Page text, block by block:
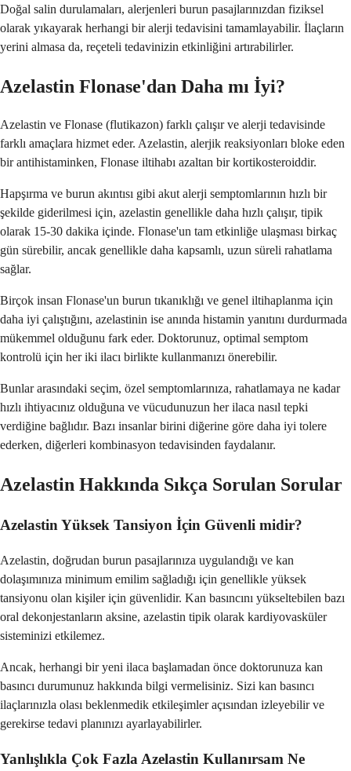
Doğal salin durulamaları, alerjenleri burun pasajlarınızdan fiziksel
olarak yıkayarak herhangi bir alerji tedavisini tamamlayabilir. İlaçların
yerini almasa da, reçeteli tedavinizin etkinliğini artırabilirler.
Azelastin Flonase'dan Daha mı İyi?
Azelastin ve Flonase (flutikazon) farklı çalışır ve alerji tedavisinde
farklı amaçlara hizmet eder. Azelastin, alerjik reaksiyonları bloke eden
bir antihistaminken, Flonase iltihabı azaltan bir kortikosteroiddir.
Hapşırma ve burun akıntısı gibi akut alerji semptomlarının hızlı bir
şekilde giderilmesi için, azelastin genellikle daha hızlı çalışır, tipik
olarak 15-30 dakika içinde. Flonase'un tam etkinliğe ulaşması birkaç
gün sürebilir, ancak genellikle daha kapsamlı, uzun süreli rahatlama
sağlar.
Birçok insan Flonase'un burun tıkanıklığı ve genel iltihaplanma için
daha iyi çalıştığını, azelastinin ise anında histamin yanıtını durdurmada
mükemmel olduğunu fark eder. Doktorunuz, optimal semptom
kontrolü için her iki ilacı birlikte kullanmanızı önerebilir.
Bunlar arasındaki seçim, özel semptomlarınıza, rahatlamaya ne kadar
hızlı ihtiyacınız olduğuna ve vücudunuzun her ilaca nasıl tepki
verdiğine bağlıdır. Bazı insanlar birini diğerine göre daha iyi tolere
ederken, diğerleri kombinasyon tedavisinden faydalanır.
Azelastin Hakkında Sıkça Sorulan Sorular
Azelastin Yüksek Tansiyon İçin Güvenli midir?
Azelastin, doğrudan burun pasajlarınıza uygulandığı ve kan
dolaşımınıza minimum emilim sağladığı için genellikle yüksek
tansiyonu olan kişiler için güvenlidir. Kan basıncını yükseltebilen bazı
oral dekonjestanların aksine, azelastin tipik olarak kardiyovasküler
sisteminizi etkilemez.
Ancak, herhangi bir yeni ilaca başlamadan önce doktorunuza kan
basıncı durumunuz hakkında bilgi vermelisiniz. Sizi kan basıncı
ilaçlarınızla olası beklenmedik etkileşimler açısından izleyebilir ve
gerekirse tedavi planınızı ayarlayabilirler.
Yanlışlıkla Çok Fazla Azelastin Kullanırsam Ne